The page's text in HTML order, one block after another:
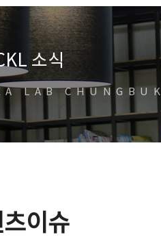
소식
LAB CHUNGBUK
이슈